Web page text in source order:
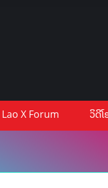
Lao X Forum ວິດີໂ